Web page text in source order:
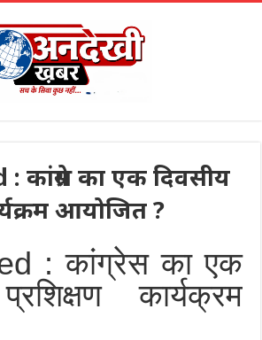
कांग्रेस का एक दिवसीय
आयोजित ?
: कांग्रेस का एक
कार्यक्रम